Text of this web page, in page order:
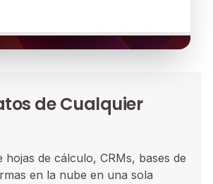
de Cualquier
hojas de cálculo, CRMs, bases de
en la nube en una sola